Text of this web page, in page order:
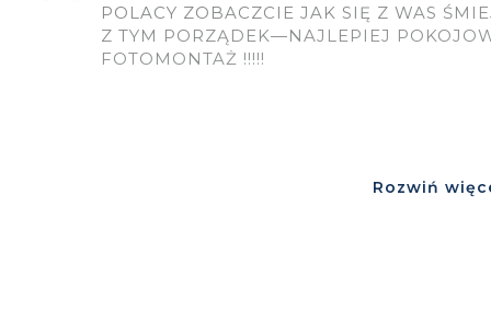
POLACY ZOBACZCIE JAK SIĘ Z WAS
Z TYM PORZĄDEK—NAJLEPIEJ
FOTOMONTAŻ !!!!!
Rozwiń